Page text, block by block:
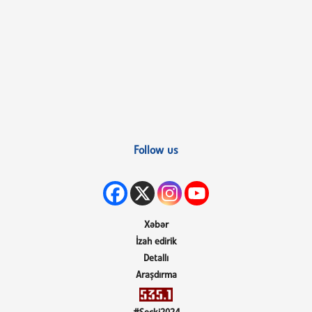
Follow us
Xəbər
İzah edirik
Detallı
Araşdırma